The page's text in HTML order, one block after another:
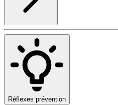
Réflexes prévention